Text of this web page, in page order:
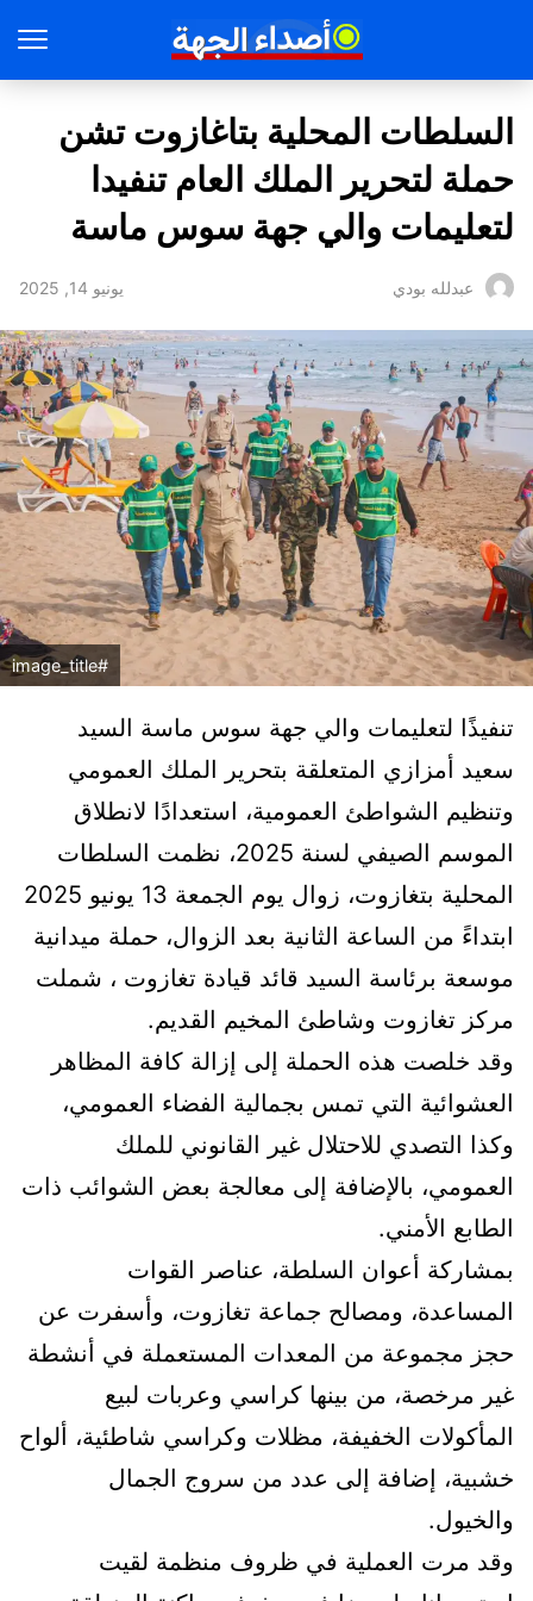
السلطات المحلية بتاغازوت تشن
حملة لتحرير الملك العام تنفيدا
لتعليمات والي جهة سوس ماسة
عبدلله بودي يونيو 14, 2025
#image_title
تنفيذًا لتعليمات والي جهة سوس ماسة السيد
سعيد أمزازي المتعلقة بتحرير الملك العمومي
وتنظيم الشواطئ العمومية، استعدادًا لانطلاق
الموسم الصيفي لسنة 2025، نظمت السلطات
المحلية بتغازوت، زوال يوم الجمعة 13 يونيو 2025
ابتداءً من الساعة الثانية بعد الزوال، حملة ميدانية
موسعة برئاسة السيد قائد قيادة تغازوت ، شملت
مركز تغازوت وشاطئ المخيم القديم.
وقد خلصت هذه الحملة إلى إزالة كافة المظاهر
العشوائية التي تمس بجمالية الفضاء العمومي،
وكذا التصدي للاحتلال غير القانوني للملك
العمومي، بالإضافة إلى معالجة بعض الشوائب ذات
الطابع الأمني.
بمشاركة أعوان السلطة، عناصر القوات
المساعدة، ومصالح جماعة تغازوت، وأسفرت عن
حجز مجموعة من المعدات المستعملة في أنشطة
غير مرخصة، من بينها كراسي وعربات لبيع
المأكولات الخفيفة، مظلات وكراسي شاطئية، ألواح
خشبية، إضافة إلى عدد من سروج الجمال
والخيول.
وقد مرت العملية في ظروف منظمة لقيت